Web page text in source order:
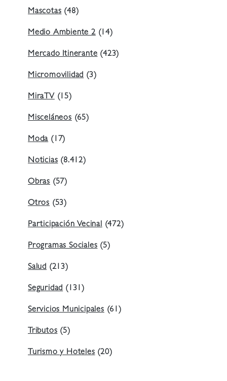
Mascotas(48)
Medio Ambiente 2(14)
Mercado Itinerante(423)
Micromovilidad(3)
MiraTV(15)
Misceláneos(65)
Moda(17)
Noticias(8.412)
Obras (57)
Otros (53)
Participación Vecinal(472)
Programas Sociales(5)
Salud (213)
Seguridad(131)
Servicios Municipales(61)
Tributos(5)
Turismo y Hoteles(20)